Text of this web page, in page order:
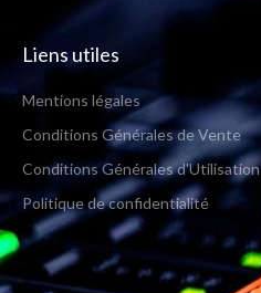
Liens utiles
Mentions légales
Conditions Générales de Vente
Conditions Générales d'Utilisation
Politique de confidentialité